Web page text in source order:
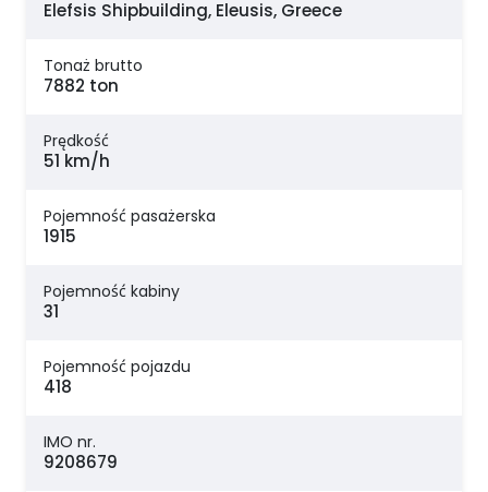
Elefsis Shipbuilding, Eleusis, Greece
Tonaż brutto
7882 ton
Prędkość
51 km/h
Pojemność pasażerska
1915
Pojemność kabiny
31
Pojemność pojazdu
418
IMO nr.
9208679